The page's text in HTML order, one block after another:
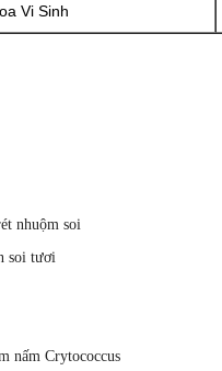
Vi Sinh
nhuộm soi
soi tươi
nấm Crytococcus